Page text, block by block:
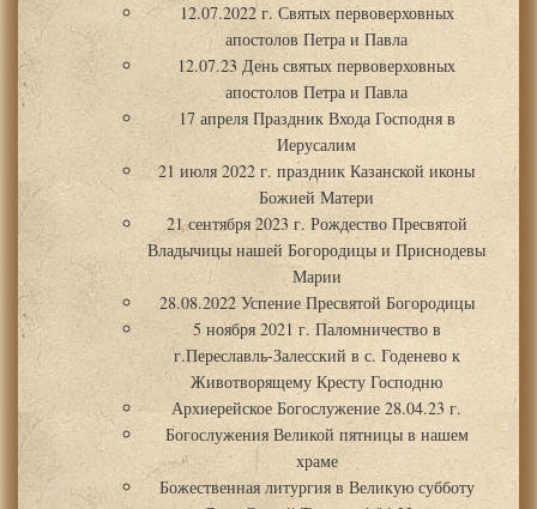
12.07.2022 г. Святых первоверховных
апостолов Петра и Павла
12.07.23 День святых первоверховных
апостолов Петра и Павла
17 апреля Праздник Входа Господня в
Иерусалим
21 июля 2022 г. праздник Казанской иконы
Божией Матери
21 сентября 2023 г. Рождество Пресвятой
Владычицы нашей Богородицы и Приснодевы
Марии
28.08.2022 Успение Пресвятой Богородицы
5 ноября 2021 г. Паломничество в
г.Переславль-Залесский в с. Годенево к
Животворящему Кресту Господню
Архиерейское Богослужение 28.04.23 г.
Богослужения Великой пятницы в нашем
храме
Божественная литургия в Великую субботу